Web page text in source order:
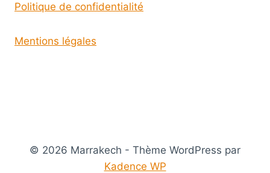
Politique de confidentialité
Mentions légales
© 2026 Marrakech - Thème WordPress par
Kadence WP